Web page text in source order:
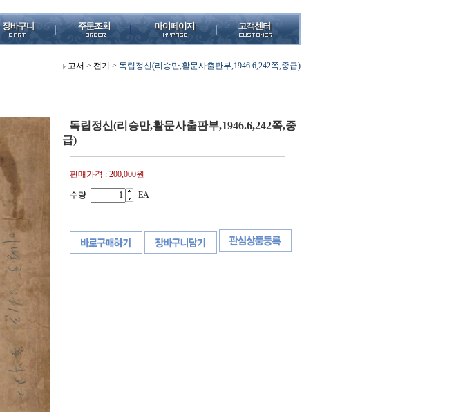
고서 > 전기 > 독립정신(리승만,활문사출판부,1946.6,242쪽,중급)
독립정신(리승만,활문사출판부,1946.6,242쪽,중
급)
판매가격 : 200,000원
수량 EA